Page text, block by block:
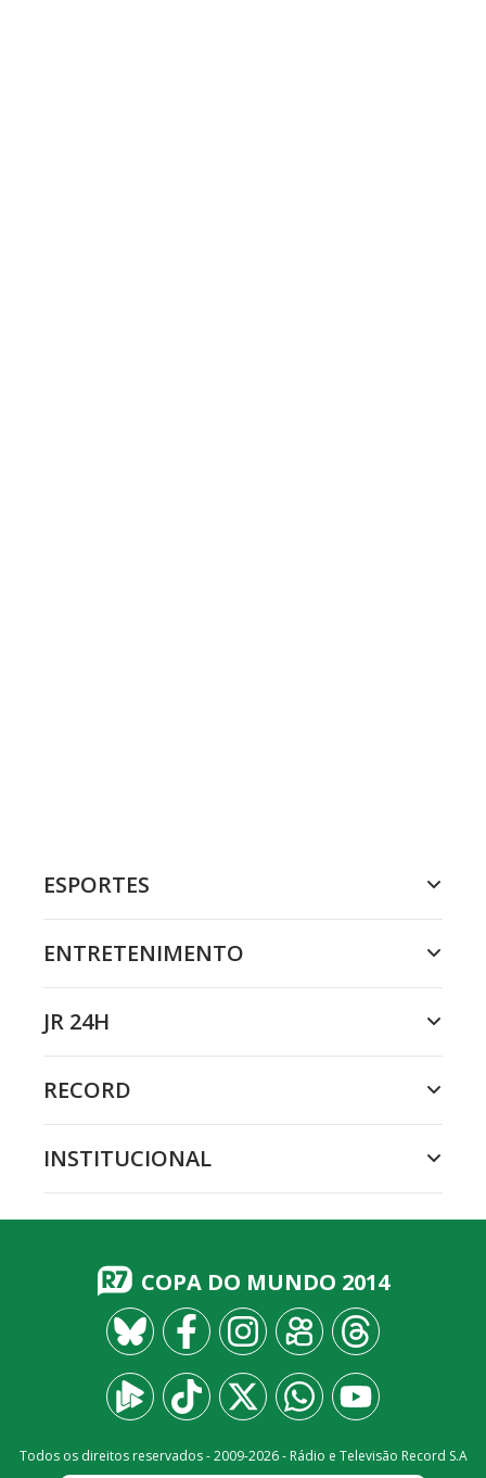
ESPORTES
ENTRETENIMENTO
JR 24H
RECORD
INSTITUCIONAL
COPA DO MUNDO 2014
Todos os direitos reservados - 2009-2026- Rádio e Televisão Record S.A